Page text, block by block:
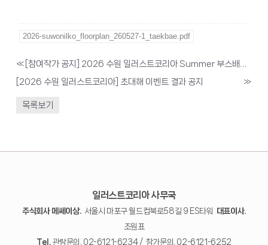
2026-suwonilko_floorplan_260527-1_taekbae.pdf
«
[참여작가 공지] 2026 수원 일러스트코리아 Summer 부스배치도 공개
[2026 수원 일러스트코리아] 초대해 이벤트 결과 공지
»
목록보기
일러스트코리아 사무국
주식회사 메쎄이상.서울시 마포구 월드컵북로58길 9 ES타워
대표이사.
조원표
Tel.관람문의. 02-6121-6234 / 참가문의. 02-6121-6252